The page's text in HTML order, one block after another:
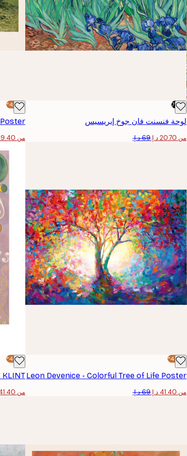
-70%
لوحة فنسنت فان جوخ إيريسيس
من ‏20.70 د.إ.‏
-40%*
من ‏59.40 د.إ.‏
-40%*
Leon Devenice - Colorful Tree of Life Poster
من ‏41.40 د.إ.‏
-40%*
من ‏41.40 د.إ.‏